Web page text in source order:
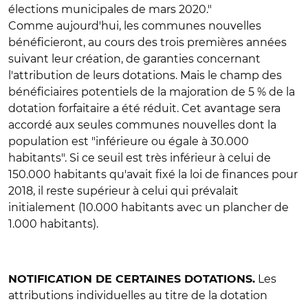
élections municipales de mars 2020."
Comme aujourd'hui, les communes nouvelles
bénéficieront, au cours des trois premières années
suivant leur création, de garanties concernant
l'attribution de leurs dotations. Mais le champ des
bénéficiaires potentiels de la majoration de 5 % de la
dotation forfaitaire a été réduit. Cet avantage sera
accordé aux seules communes nouvelles dont la
population est "inférieure ou égale à 30.000
habitants". Si ce seuil est très inférieur à celui de
150.000 habitants qu'avait fixé la loi de finances pour
2018, il reste supérieur à celui qui prévalait
initialement (10.000 habitants avec un plancher de
1.000 habitants).
NOTIFICATION DE CERTAINES DOTATIONS. Les
attributions individuelles au titre de la dotation